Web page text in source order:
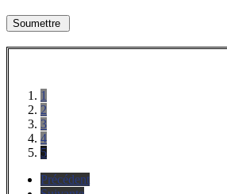
1
2
3
4
5
Précédent